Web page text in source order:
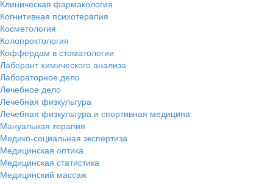
Клиническая фармакология
Когнитивная психотерапия
Косметология
Колопроктология
Коффердам в стоматологии
Лаборант химического анализа
Лабораторное дело
Лечебное дело
Лечебная физкультура
Лечебная физкультура и спортивная медицина
Мануальная терапия
Медико-социальная экспертиза
Медицинская оптика
Медицинская статистика
Медицинский массаж